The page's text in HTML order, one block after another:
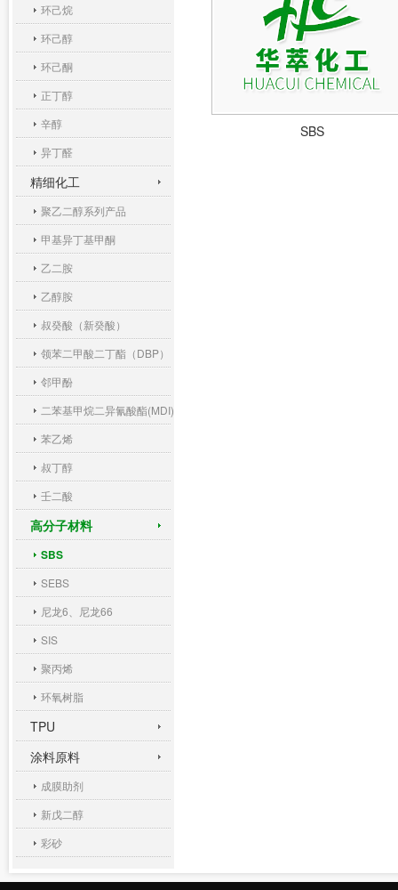
环己烷
环己醇
环己酮
正丁醇
辛醇
异丁醛
精细化工
聚乙二醇系列产品
甲基异丁基甲酮
乙二胺
乙醇胺
叔癸酸（新癸酸）
领苯二甲酸二丁酯（DBP）
邻甲酚
二苯基甲烷二异氰酸酯(MDI)
苯乙烯
叔丁醇
壬二酸
高分子材料
SBS
SEBS
尼龙6、尼龙66
SIS
聚丙烯
环氧树脂
TPU
涂料原料
成膜助剂
新戊二醇
彩砂
SBS